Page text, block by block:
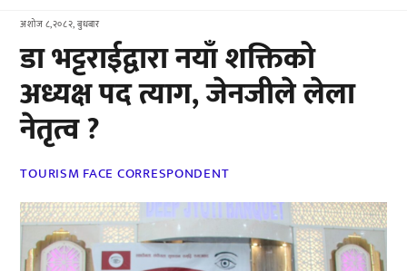
अशोज ८,२०८२, बुधबार
डा भट्टराईद्वारा नयाँ शक्तिको
अध्यक्ष पद त्याग, जेनजीले लेला
नेतृत्व ?
TOURISM FACE CORRESPONDENT